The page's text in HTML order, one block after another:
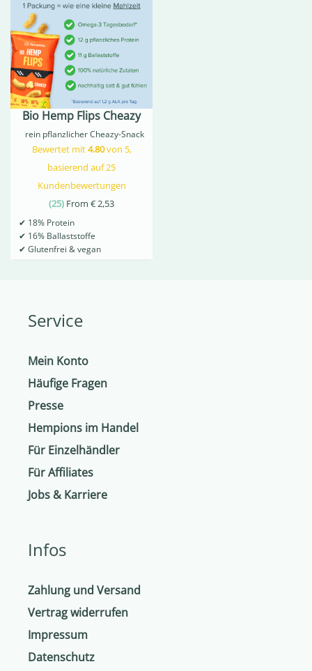
Bio Hemp Flips Cheazy
rein pflanzlicher Cheazy-Snack
Bewertet mit4.80von 5,
basierend auf25
Kundenbewertungen
(25) From €2,53
✔ 18% Protein
✔ 16% Ballaststoffe
✔ Glutenfrei & vegan
Service
Mein Konto
Häufige Fragen
Presse
Hempions im Handel
Für Einzelhändler
Für Affiliates
Jobs & Karriere
Infos
Zahlung und Versand
Vertrag widerrufen
Impressum
Datenschutz